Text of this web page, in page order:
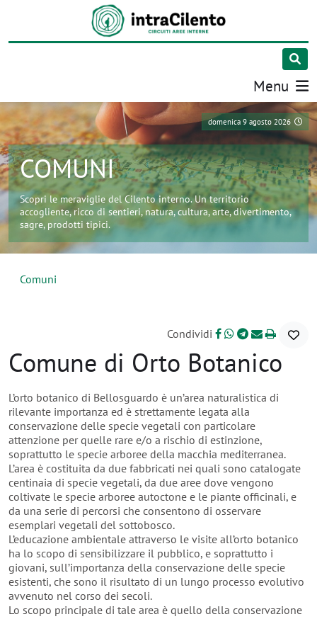
Menu
domenica 9 agosto 2026
COMUNI
Scopri le meraviglie del Cilento interno. Un territorio
accogliente, ricco di sentieri, natura, cultura, arte, divertimento,
sagre, prodotti tipici.
Comuni
Condividi
Comune di Orto Botanico
L’orto botanico di Bellosguardo è un’area naturalistica di
rilevante importanza ed è strettamente legata alla
conservazione delle specie vegetali con particolare
attenzione per quelle rare e/o a rischio di estinzione,
soprattutto le specie arboree della macchia mediterranea.
L’area è costituita da due fabbricati nei quali sono catalogate
centinaia di specie vegetali, da due aree dove vengono
coltivate le specie arboree autoctone e le piante officinali, e
da una serie di percorsi che consentono di osservare
esemplari vegetali del sottobosco.
L’educazione ambientale attraverso le visite all’orto botanico
ha lo scopo di sensibilizzare il pubblico, e soprattutto i
giovani, sull’importanza della conservazione delle specie
esistenti, che sono il risultato di un lungo processo evolutivo
avvenuto nel corso dei secoli.
Lo scopo principale di tale area è quello della conservazione